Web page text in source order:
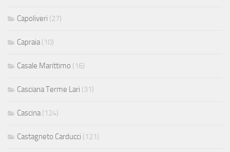
Capoliveri (27)
Capraia (10)
Casale Marittimo (16)
Casciana Terme Lari (31)
Cascina (124)
Castagneto Carducci (121)